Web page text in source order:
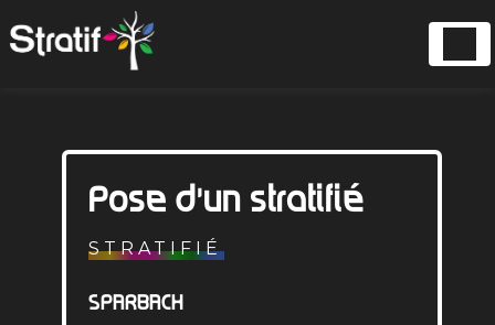
Pose d'un stratifié
STRATIFIÉ
SPARBACH
Panneau de gestion des cookies